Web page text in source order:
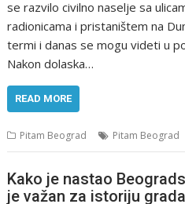
se razvilo civilno naselje sa
radionicama i pristaništem na
termi i danas se mogu videti u
Nakon dolaska…
READ MORE
Pitam Beograd Pitam Beograd
Kako je nastao
je važan za istoriju